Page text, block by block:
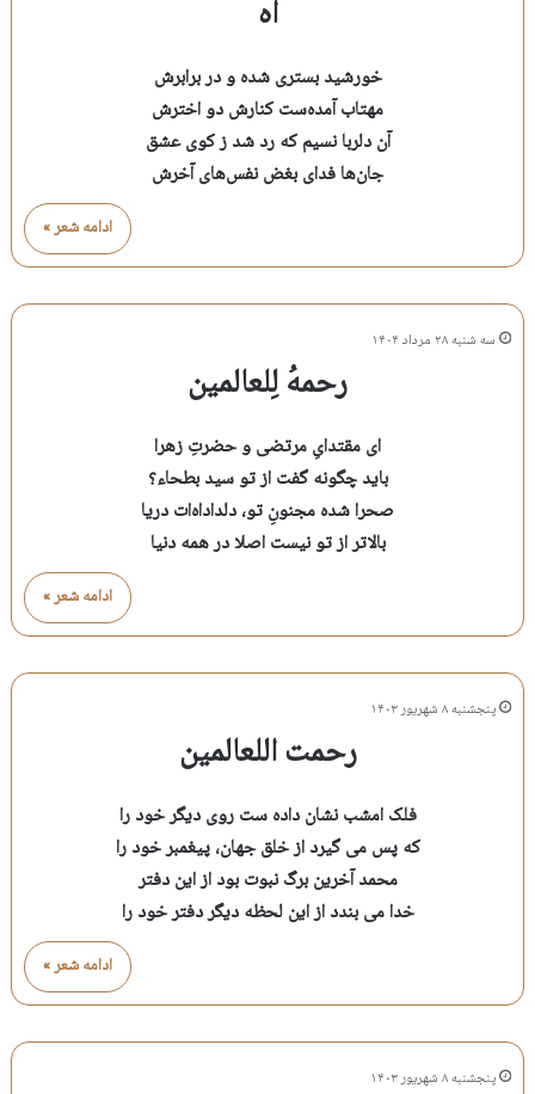
آه
خورشید بستری شده و در برابرش
مهتاب آمده‌ست کنارش دو اخترش
آن دلربا نسیم که رد شد ز کوی عشق
جان‌ها فدای بغض نفس‌های آخرش
ادامه شعر »
سه شنبه ۲۸ مرداد ۱۴۰۴
رحمهُ لِلعالمین
ای مقتدایِ مرتضی و حضرتِ زهرا
باید چگونه گفت از تو سید بطحاء؟
صحرا شده مجنونِ تو، دلداداه‌ات دریا
بالاتر از تو نیست اصلا در همه دنیا
ادامه شعر »
پنجشنبه ۸ شهریور ۱۴۰۳
رحمت اللعالمین
فلک امشب نشان داده ست روی دیگر خود را
که پس می گیرد از خلق جهان، پیغمبر خود را
محمد آخرین برگ نبوت بود از این دفتر
خدا می بندد از این لحظه دیگر دفتر خود را
ادامه شعر »
پنجشنبه ۸ شهریور ۱۴۰۳